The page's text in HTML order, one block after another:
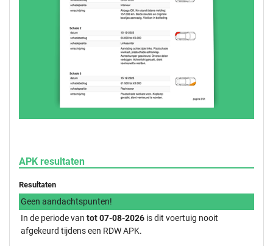
APK resultaten
Resultaten
Geen aandachtspunten!
In de periode van tot 07-08-2026 is dit voertuig nooit
afgekeurd tijdens een RDW APK.